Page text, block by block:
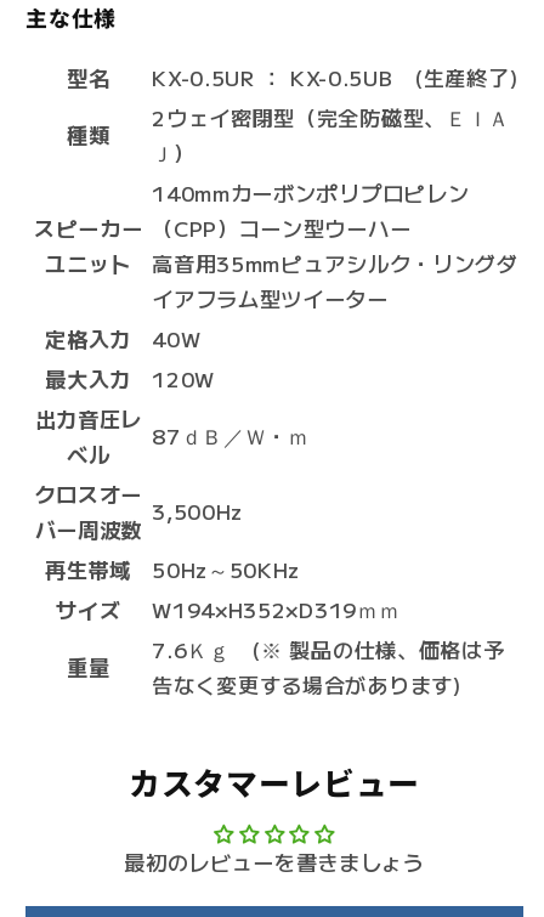
主な仕様
型名
KX-0.5UR ： KX-0.5UB (生産終了)
種類
2ウェイ密閉型（完全防磁型、ＥＩＡ
Ｊ）
スピーカー
ユニット
140mmカーボンポリプロピレン
（CPP）コーン型ウーハー
高音用35mmピュアシルク・リングダ
イアフラム型ツイーター
定格入力
40W
最大入力
120W
出力音圧レ
ベル
87ｄＢ／Ｗ・ｍ
クロスオー
バー周波数
3,500Hz
再生帯域
50Hz～50KHz
サイズ
W194×H352×D319ｍｍ
重量
7.6Ｋｇ (※ 製品の仕様、価格は予
告なく変更する場合があります)
カスタマーレビュー
最初のレビューを書きましょう